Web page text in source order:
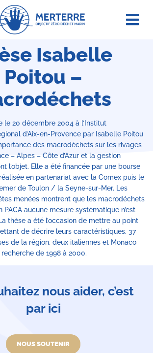
Isabelle
Poitou –
le 20 décembre 2004 à l’Institut
d’Aix-en-Provence par Isabelle Poitou
des macrodéchets sur les rivages
– Alpes – Côte d’Azur et la gestion
l’objet. Elle a été financée par une bourse
en partenariat avec la Comex puis le
de Toulon / la Seyne-sur-Mer. Les
menées montrent que les macrodéchets
PACA aucune mesure systématique n’est
thèse a été l’occasion de mettre au point
de décrire leurs caractéristiques. 37
de la région, deux italiennes et Monaco
de 1998 à 2000.
nous aider, c’est
par ici
NOUS SOUTENIR